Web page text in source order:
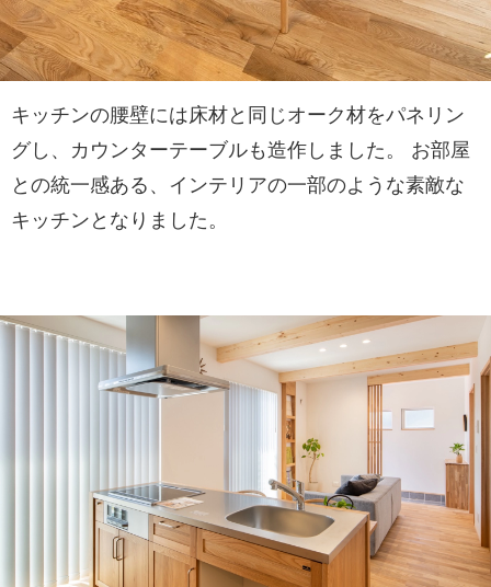
キッチンの腰壁には床材と同じオーク材をパネリン
グし、カウンターテーブルも造作しました。 お部屋
との統一感ある、インテリアの一部のような素敵な
キッチンとなりました。